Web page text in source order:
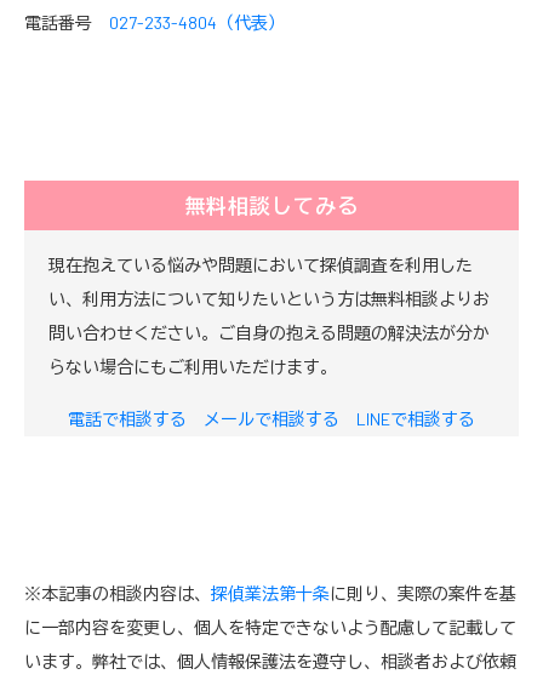
電話番号 027-233-4804（代表）
無料相談してみる
現在抱えている悩みや問題において探偵調査を利用した
い、利用方法について知りたいという方は無料相談よりお
問い合わせください。ご自身の抱える問題の解決法が分か
らない場合にもご利用いただけます。
電話で相談する メールで相談する LINEで相談する
※本記事の相談内容は、 探偵業法第十条に則り、実際の案件を基
に一部内容を変更し、個人を特定できないよう配慮して記載して
います。弊社では、個人情報保護法を遵守し、相談者および依頼